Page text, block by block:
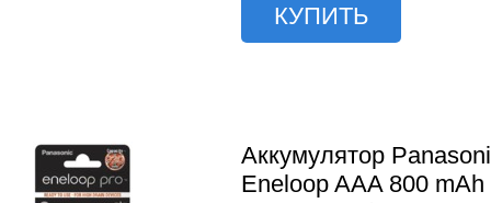
КУПИТЬ
Аккумулятор
Eneloop AAA 800